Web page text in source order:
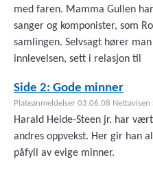
med faren. Mamma Gullen
sanger og komponister, som
samlingen. Selvsagt hører
innlevelsen, sett i relasjon til
Side 2: Gode minner
Plateanmeldelser 03.06.08 Nettavisen
Harald Heide-Steen jr. har
andres oppvekst. Her gir han
påfyll av evige minner.